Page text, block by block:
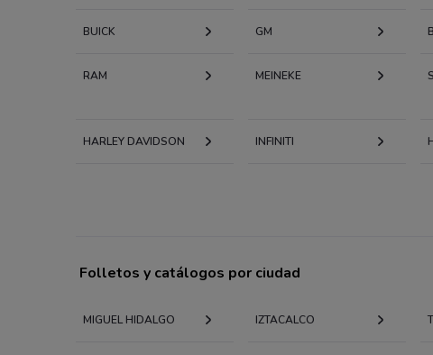
BUICK GM
RAM MEINEKE
HARLEY DAVIDSON INFINITI
Folletos y catálogos por ciudad
MIGUEL HIDALGO IZTACALCO